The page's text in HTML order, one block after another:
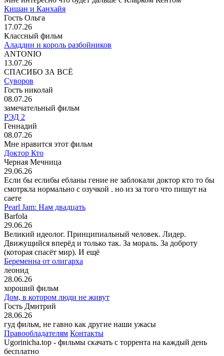
Кишан и Канхайя
Гость Ольга
17.07.26
Классный фильм
Аладдин и король разбойников
ANTONIO
13.07.26
СПАСИБО ЗА ВСЁ
Суворов
Гость николай
08.07.26
замечательный фильм
РЭД 2
Геннадий
08.07.26
Мне нравится этот фильм
Доктор Кто
Черная Мечница
29.06.26
Если бы еслибы ебланы гение не заблокали доктор кто то бы
смотркла нормально с озучкой . но из за того что пишут на
саете
Pearl Jam: Нам двадцать
Barfola
29.06.26
Великий идеолог. Принципиальный человек. Лидер.
Движущийся вперёд и только так. За мораль. За доброту
(которая спасёт мир). И ещё
Беременна от олигарха
леонид
28.06.26
хороший фильм
Дом, в котором люди не живут
Гость Дмитрий
28.06.26
гуд фильм, не гавно как другие наши ужасы
Правообладателям Контакты
Ugorinicha.top - фильмы скачать с торрента на каждый день
бесплатно